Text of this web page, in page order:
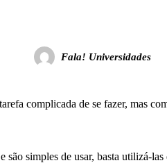
Fala! Universidades
complicada de se fazer, mas
são simples de usar, basta utilizá-